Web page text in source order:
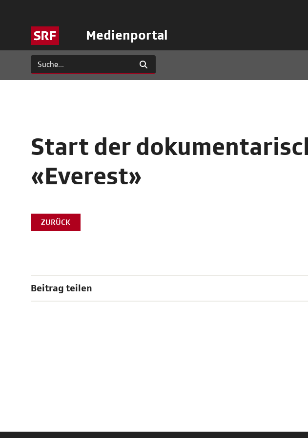
Medienportal
Start der
«Everest»
ZURÜCK
Beitrag teilen